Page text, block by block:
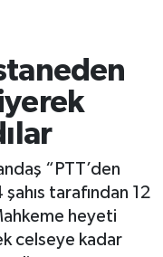
“PTT’den
tarafından 12
heyeti
celseye kadar